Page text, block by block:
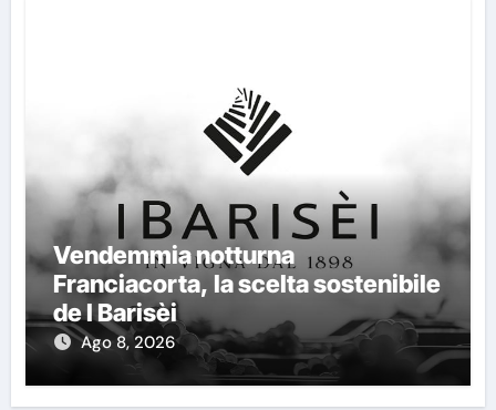
Vendemmia notturna
Franciacorta, la scelta sostenibile
de I Barisèi
Ago 8, 2026